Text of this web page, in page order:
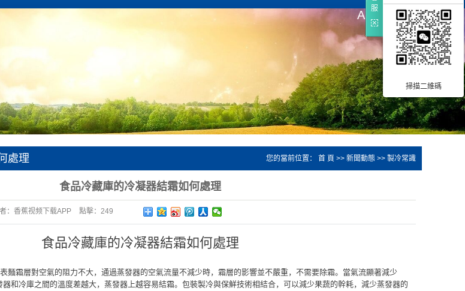
APP
聯係方式
處理 您的當前位置： 首 頁 >> 新聞動態 >> 製冷常識
食品冷藏庫的冷凝器結霜如何處理
： 香蕉视频下载APP 點擊： 249
食品冷藏庫的冷凝器結霜如何處理
霜層對空氣的阻力不大，通過蒸發器的空氣流量不減少時，霜層的影響並不嚴重，不需要除霜。當氣流顯著減少
和冷庫之間的溫度差越大，蒸發器上越容易結霜。包裝製冷與保鮮技術相結合，可以減少果蔬的幹耗，減少蒸發器的
服
掃描二維碼